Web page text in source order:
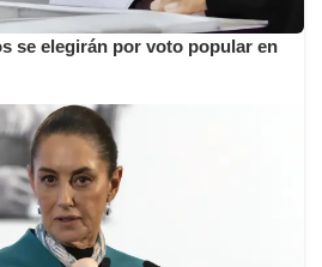
se elegirán por voto popular en